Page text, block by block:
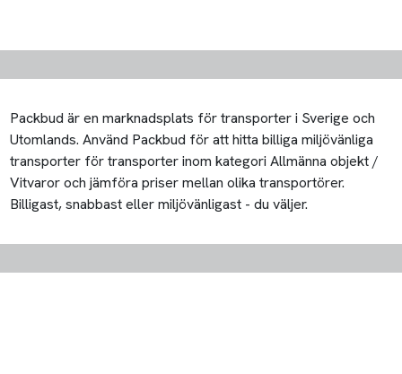
Packbud är en marknadsplats för transporter i Sverige och
Utomlands. Använd Packbud för att hitta billiga miljövänliga
transporter för transporter inom kategori Allmänna objekt /
Vitvaror och jämföra priser mellan olika transportörer.
Billigast, snabbast eller miljövänligast - du väljer.